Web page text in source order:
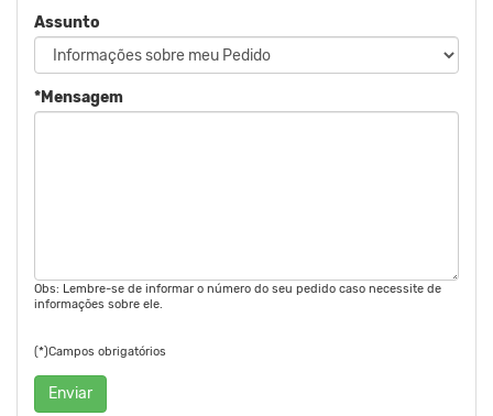
Assunto
*Mensagem
Obs: Lembre-se de informar o número do seu pedido caso necessite de
informações sobre ele.
(*)Campos obrigatórios
Enviar